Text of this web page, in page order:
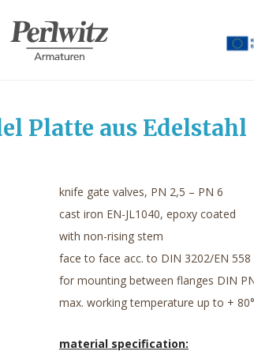
Platte aus Edelstahl
knife gate valves, PN 2,5 – PN 6
cast iron EN-JL1040, epoxy coated
with non-rising stem
face to face acc. to DIN 3202/EN 558
for mounting between flanges DIN
max. working temperature up to +
material specification: